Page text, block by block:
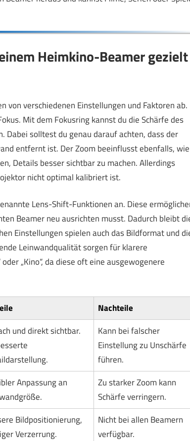
Heimkino-Beamer gezielt
von verschiedenen Einstellungen und Faktoren ab.
Mit dem Fokusring kannst du die Schärfe des
Dabei solltest du genau darauf achten, dass der
entfernt ist. Der Zoom beeinflusst ebenfalls, wie
Details besser sichtbar zu machen. Allerdings
nicht optimal kalibriert ist.
Lens-Shift-Funktionen an. Diese
Beamer neu ausrichten musst. Dadurch bleibt
Einstellungen spielen auch das Bildformat und
Leinwandqualität sorgen für klarere
„Kino“, da diese oft eine ausgewogenere
Nachteile
und direkt sichtbar.
Kann bei falscher
Einstellung zu Unschärfe
führen.
Anpassung an
Zu starker Zoom kann
Schärfe verringern.
Bildpositionierung,
Verzerrung.
Nicht bei allen Beamern
verfügbar.